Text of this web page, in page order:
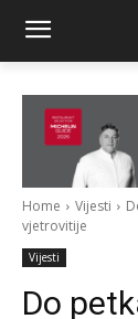
Home Vijesti
vjetrovitije
Vijesti
Do